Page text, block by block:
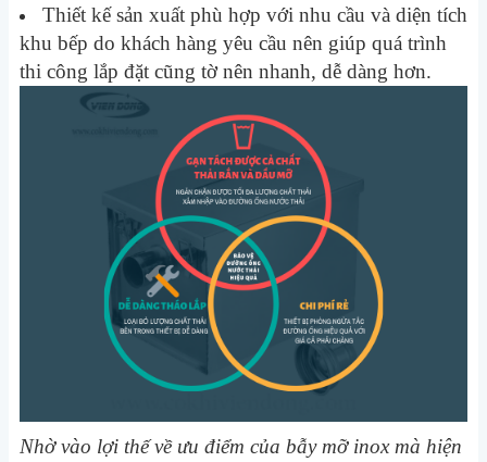
Thiết kế sản xuất phù hợp với nhu cầu và diện tích
khu bếp do khách hàng yêu cầu nên giúp quá trình
thi công lắp đặt cũng tờ nên nhanh, dễ dàng hơn.
Nhờ vào lợi thế về ưu điểm của bẫy mỡ inox mà hiện